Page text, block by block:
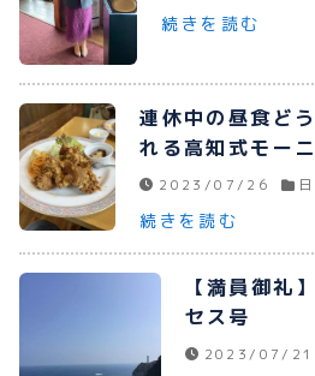
080-1481-
メールで
WEBで予
続きを読む
連休中の昼食ど
れる高知式モー
2023/07/26
続きを読む
【満員御礼
セス号
2023/07/21